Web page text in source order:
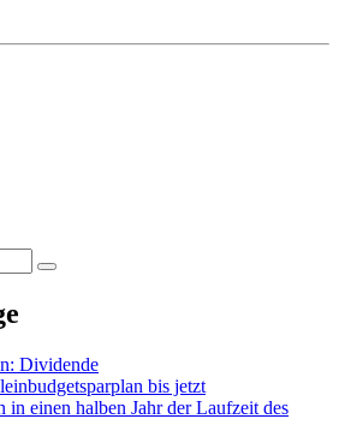
Suchen
Dividende
bis jetzt
in einen halben Jahr der Laufzeit des